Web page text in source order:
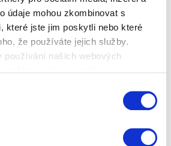
údaje mohou zkombinovat s
které jste jim poskytli nebo které
že používáte jejich služby.
používání našich webových
např.: Cesnet, Ha-vel, Fayn,
Zdarma
Zdarma
0.70,-